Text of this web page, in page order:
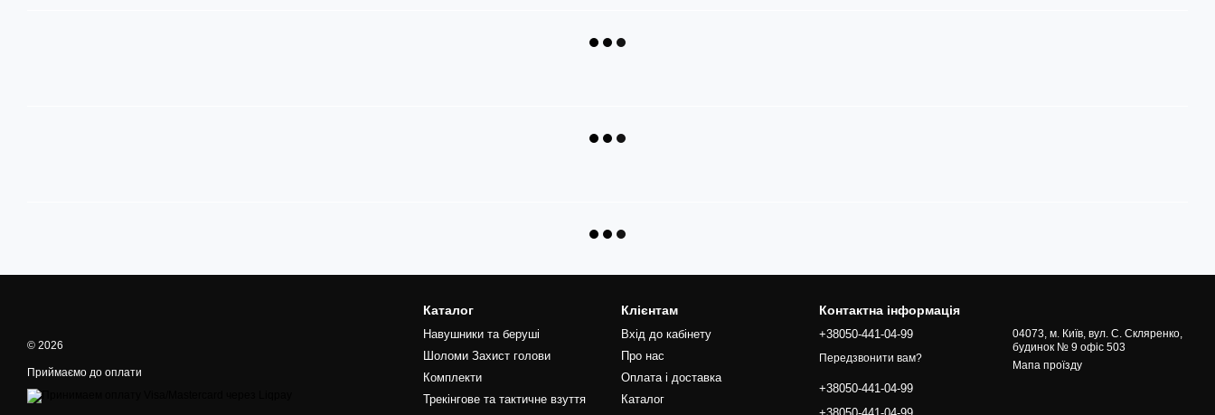
© 2026
Приймаємо до оплати
Каталог
Навушники та беруші
Шоломи Захист голови
Комплекти
Трекінгове та тактичне взуття
Клієнтам
Вхід до кабінету
Про нас
Оплата і доставка
Каталог
Контактна інформація
+38050-441-04-99
Передзвонити вам?
+38050-441-04-99
04073, м. Київ, вул. С. Скляренко,
будинок № 9 офіс 503
Мапа проїзду